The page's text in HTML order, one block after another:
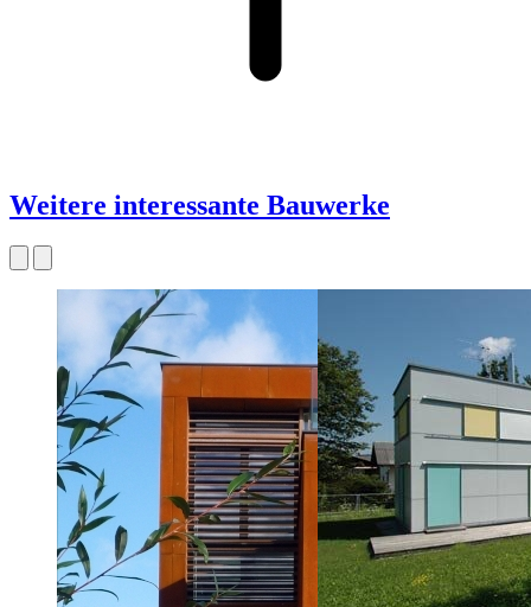
Weitere interessante Bauwerke